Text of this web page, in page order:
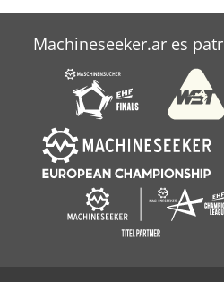
Machineseeker.ar es